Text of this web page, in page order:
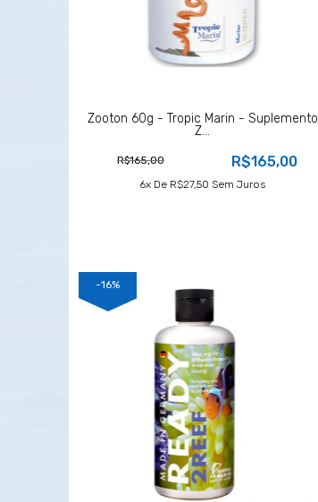
Zooton 60g - Tropic Marin - Suplemento
Z...
R$165,00 R$165,00
6X De R$27,50 Sem Juros
-16%